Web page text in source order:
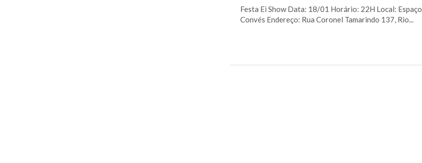
Festa Ei Show Data: 18/01 Horário: 22H Local: Espaço
Convés Endereço: Rua Coronel Tamarindo 137, Rio...